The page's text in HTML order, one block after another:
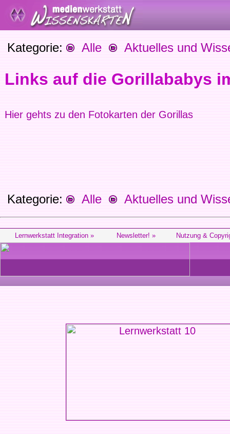
Kategorie: Alle Aktuelles und
Links auf die Gorillababys
Hier gehts zu den Fotokarten der Gorillas
Kategorie: Alle Aktuelles und
Lernwerkstatt Integration » Newsletter! » Nutzung &